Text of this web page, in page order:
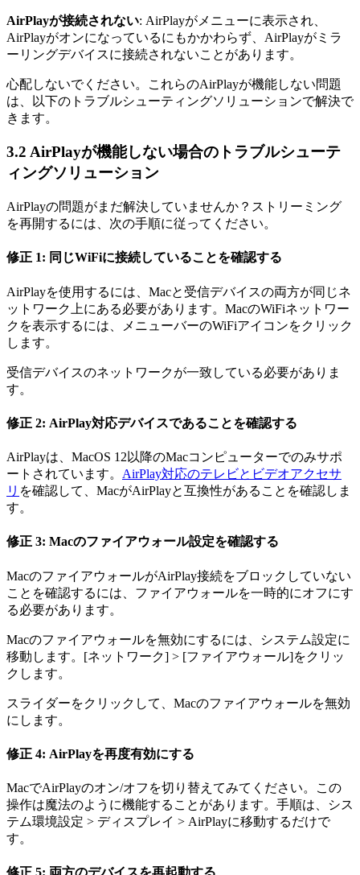
AirPlayが接続されない: AirPlayがメニューに表示され、
AirPlayがオンになっているにもかかわらず、AirPlayがミラ
ーリングデバイスに接続されないことがあります。
心配しないでください。これらのAirPlayが機能しない問題
は、以下のトラブルシューティングソリューションで解決で
きます。
3.2 AirPlayが機能しない場合のトラブルシューテ
ィングソリューション
AirPlayの問題がまだ解決していませんか？ストリーミング
を再開するには、次の手順に従ってください。
修正 1: 同じWiFiに接続していることを確認する
AirPlayを使用するには、Macと受信デバイスの両方が同じネ
ットワーク上にある必要があります。MacのWiFiネットワー
クを表示するには、メニューバーのWiFiアイコンをクリック
します。
受信デバイスのネットワークが一致している必要がありま
す。
修正 2: AirPlay対応デバイスであることを確認する
AirPlayは、MacOS 12以降のMacコンピューターでのみサポ
ートされています。 AirPlay対応のテレビとビデオアクセサ
リ を確認して、MacがAirPlayと互換性があることを確認しま
す。
修正 3: Macのファイアウォール設定を確認する
MacのファイアウォールがAirPlay接続をブロックしていない
ことを確認するには、ファイアウォールを一時的にオフにす
る必要があります。
Macのファイアウォールを無効にするには、システム設定に
移動します。[ネットワーク] > [ファイアウォール]をクリッ
クします。
スライダーをクリックして、Macのファイアウォールを無効
にします。
修正 4: AirPlayを再度有効にする
MacでAirPlayのオン/オフを切り替えてみてください。この
操作は魔法のように機能することがあります。手順は、シス
テム環境設定 > ディスプレイ > AirPlayに移動するだけで
す。